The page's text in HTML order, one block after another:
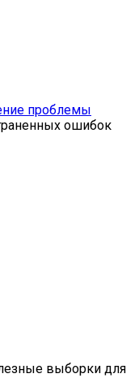
проблемы
ошибок
выборки для